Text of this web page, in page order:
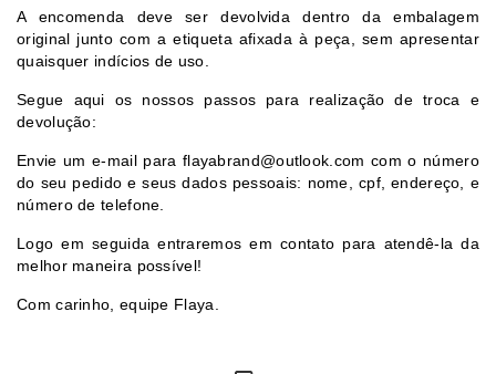
A encomenda deve ser devolvida dentro da embalagem
original junto com a etiqueta afixada à peça, sem apresentar
quaisquer indícios de uso.
Segue aqui os nossos passos para realização de troca e
devolução:
Envie um e-mail para flayabrand@outlook.com com o número
do seu pedido e seus dados pessoais: nome, cpf, endereço, e
número de telefone.
Logo em seguida entraremos em contato para atendê-la da
melhor maneira possível!
Com carinho, equipe Flaya.